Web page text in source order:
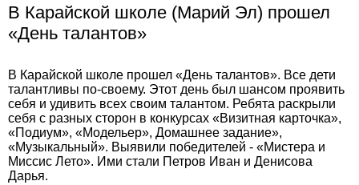
В Карайской школе (Марий Эл) прошел
«День талантов»
В Карайской школе прошел «День талантов». Все дети
талантливы по-своему. Этот день был шансом проявить
себя и удивить всех своим талантом. Ребята раскрыли
себя с разных сторон в конкурсах «Визитная карточка»,
«Подиум», «Модельер», Домашнее задание»,
«Музыкальный». Выявили победителей - «Мистера и
Миссис Лето». Ими стали Петров Иван и Денисова
Дарья.